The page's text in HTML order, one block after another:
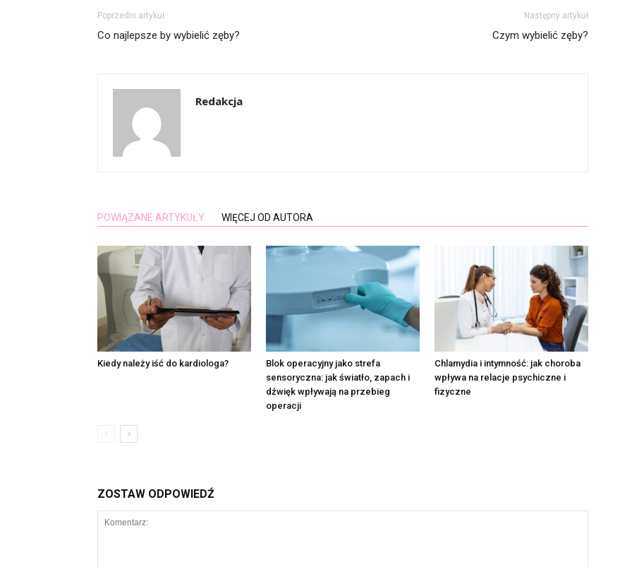
Poprzedni artykuł
Co najlepsze by wybielić zęby?
Następny artykuł
Czym wybielić zęby?
Redakcja
POWIĄZANE ARTYKUŁY WIĘCEJ OD AUTORA
Kiedy należy iść do kardiologa?
Blok operacyjny jako strefa
sensoryczna: jak światło, zapach i
dźwięk wpływają na przebieg
operacji
Chlamydia i intymność: jak choroba
wpływa na relacje psychiczne i
fizyczne
ZOSTAW ODPOWIEDŹ